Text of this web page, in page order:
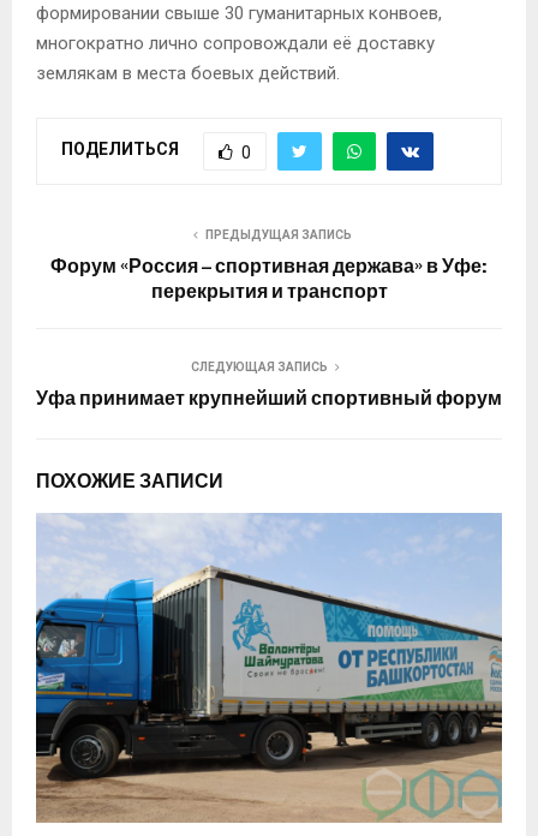
формировании свыше 30 гуманитарных конвоев,
многократно лично сопровождали её доставку
землякам в места боевых действий.
ПОДЕЛИТЬСЯ 0
ПРЕДЫДУЩАЯ ЗАПИСЬ
Форум «Россия – спортивная держава» в Уфе:
перекрытия и транспорт
СЛЕДУЮЩАЯ ЗАПИСЬ
Уфа принимает крупнейший спортивный форум
ПОХОЖИЕ ЗАПИСИ